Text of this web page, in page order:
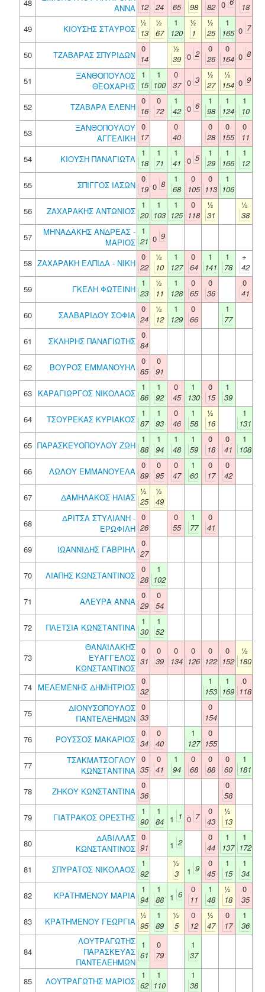
48
ΑΝΝΑ 12
24
65
98
82 0
18
49
ΚΙΟΥΣΗΣ ΣΤΑΥΡΟΣ
½
13
½
67
1
120
½
1
½
25
1
165 0 7
50 ΤΖΑΒΑΡΑΣ ΣΠΥΡΙΔΩΝ
0
14
½
39 0 2
0
26
0
164 0 8
51
ΞΑΝΘΟΠΟΥΛΟΣ
ΘΕΟΧΑΡΗΣ
1
15
1
100
0
37 0 3
½
27
½
154 0 9
52 ΤΖΑΒΑΡΑ ΕΛΕΝΗ
0
16
0
72
1
42 0 6
1
98
1
124
1
10
53
ΞΑΝΘΟΠΟΥΛΟΥ
ΑΓΓΕΛΙΚΗ
0
17
0
40
0
28
0
155
0
11
54
ΚΙΟΥΣΗ ΠΑΝΑΓΙΩΤΑ
1
18
1
71
1
41 0 5
1
29
1
166
1
12
55
ΣΠΙΓΓΟΣ ΙΑΣΩΝ
0
19 0 8
1
68
0
105
0
113
1
106
56
ΖΑΧΑΡΑΚΗΣ ΑΝΤΩΝΙΟΣ
1
20
1
103
1
125
0
118
½
31
½
38
57
ΜΗΝΑΔΑΚΗΣ ΑΝΔΡΕΑΣ -
ΜΑΡΙΟΣ
1
21 0 9
58 ΖΑΧΑΡΑΚΗ ΕΛΠΙΔΑ - ΝΙΚΗ
0
22
½
10
1
127
0
64
1
141
1
78
+
42
59
ΓΚΕΛΗ ΦΩΤΕΙΝΗ
1
23
½
11
1
128
0
65
0
36
0
41
60
ΣΑΛΒΑΡΙΔΟΥ ΣΟΦΙΑ
0
24
½
12
1
129
0
66
1
77
61
ΣΚΛΗΡΗΣ ΠΑΝΑΓΙΩΤΗΣ
0
84
62
ΒΟΥΡΟΣ ΕΜΜΑΝΟΥΗΛ
0
85
0
91
63
ΚΑΡΑΓΙΩΡΓΟΣ ΝΙΚΟΛΑΟΣ
1
86
1
92
0
45
1
130
0
15
1
39
64
ΤΣΟΥΡΕΚΑΣ ΚΥΡΙΑΚΟΣ
1
87
1
93
0
46
1
58
½
16
1
131
65 ΠΑΡΑΣΚΕΥΟΠΟΥΛΟΥ ΖΩΗ
1
88
1
94
1
48
1
59
0
18
0
41
1
108
66
ΛΩΛΟΥ ΕΜΜΑΝΟΥΕΛΑ
0
89
0
95
0
47
1
60
0
17
0
42
67
ΔΑΜΗΛΑΚΟΣ ΗΛΙΑΣ
½
25
½
49
68
ΔΡΙΤΣΑ ΣΤΥΛΙΑΝΗ -
ΕΡΩΦΙΛΗ
0
26
0
55
1
77
0
41
69
ΙΩΑΝΝΙΔΗΣ ΓΑΒΡΙΗΛ
0
27
70
ΛΙΑΠΗΣ ΚΩΝΣΤΑΝΤΙΝΟΣ
0
28
1
102
71
ΑΛΕΥΡΑ ΑΝΝΑ
0
29
0
54
72
ΠΛΕΤΣΙΑ ΚΩΝΣΤΑΝΤΙΝΑ
1
30
1
52
73
ΘΑΝΑΪΛΑΚΗΣ
ΕΥΑΓΓΕΛΟΣ
ΚΩΝΣΤΑΝΤΙΝΟΣ
0
31
0
39
0
134
0
126
0
122
0
152
½
180
74 ΜΕΛΕΜΕΝΗΣ ΔΗΜΗΤΡΙΟΣ
0
32
1
153
1
169
0
118
75
ΔΙΟΝΥΣΟΠΟΥΛΟΣ
ΠΑΝΤΕΛΕΗΜΩΝ
0
33
0
154
76
ΡΟΥΣΣΟΣ ΜΑΚΑΡΙΟΣ
0
34
0
40
1
127
0
155
77
ΤΣΑΚΜΑΤΣΟΓΛΟΥ
ΚΩΝΣΤΑΝΤΙΝΑ
0
35
0
41
1
94
0
68
0
88
0
60
1
181
78
ΖΗΚΟΥ ΚΩΝΣΤΑΝΤΙΝΑ
0
36
0
58
79
ΓΙΑΤΡΑΚΟΣ ΟΡΕΣΤΗΣ
1
90
1
84
1 1 0 7
0
43
½
13
80
ΔΑΒΙΛΛΑΣ
ΚΩΝΣΤΑΝΤΙΝΟΣ
0
91
1 2
0
44
1
137
1
172
81
ΣΠΥΡΑΤΟΣ ΝΙΚΟΛΑΟΣ
1
92
½
3
1 9
0
45
1
15
1
34
82
ΚΡΑΤΗΜΕΝΟΥ ΜΑΡΙΑ
1
94
1
88
1 6
0
11
1
48
½
18
0
35
83
ΚΡΑΤΗΜΕΝΟΥ ΓΕΩΡΓΙΑ
½
95
1
89
½
5
0
12
½
47
0
17
1
36
84
ΛΟΥΤΡΑΓΩΤΗΣ
ΠΑΡΑΣΚΕΥΑΣ
ΠΑΝΤΕΛΕΗΜΩΝ
1
61
0
79
1
37
85 ΛΟΥΤΡΑΓΩΤΗΣ ΜΑΡΙΟΣ
1
62
1
110
1
38